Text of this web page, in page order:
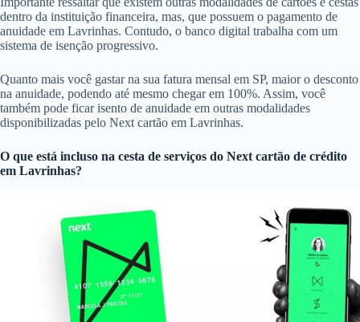
dentro da instituição financeira, mas, que possuem o pagamento de
anuidade em Lavrinhas. Contudo, o banco digital trabalha com um
sistema de isenção progressivo.
Quanto mais você gastar na sua fatura mensal em SP, maior o desconto
na anuidade, podendo até mesmo chegar em 100%. Assim, você
também pode ficar isento de anuidade em outras modalidades
disponibilizadas pelo Next cartão em Lavrinhas.
O que está incluso na cesta de serviços do Next cartão de crédito
em Lavrinhas?